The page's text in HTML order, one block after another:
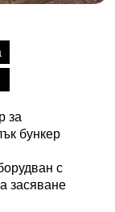
за
бункер
с
засяване